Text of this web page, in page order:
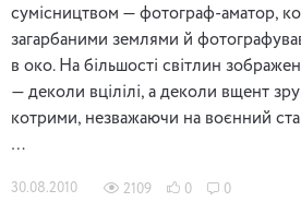
сумісництвом — фотограф-аматор,
загарбаними землями й
в око. На більшості світлин
— деколи вцілілі, а деколи вщент
котрими, незважаючи на воєнний
…
30.08.2010 2109 0 0